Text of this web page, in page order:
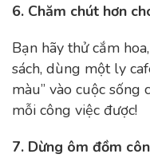
6. Chăm chút hơn
Bạn hãy thử cắm
sách, dùng một ly
màu” vào cuộc sống
mỗi công việc được!
7. Dừng ôm đồm